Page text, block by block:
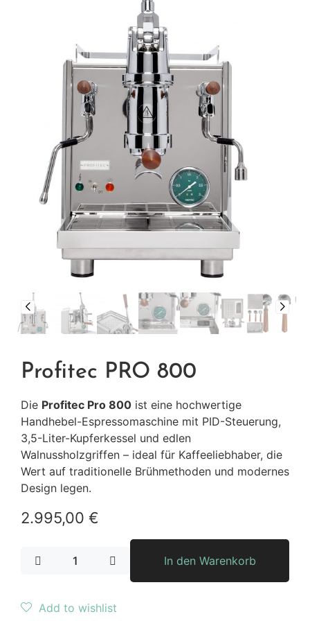
Profitec PRO 800
Die Profitec Pro 800 ist eine hochwertige
Handhebel-Espressomaschine mit PID-Steuerung,
3,5-Liter-Kupferkessel und edlen
Walnussholzgriffen – ideal für Kaffeeliebhaber, die
Wert auf traditionelle Brühmethoden und modernes
Design legen.
2.995,00 €
In den Warenkorb
Add to wishlist